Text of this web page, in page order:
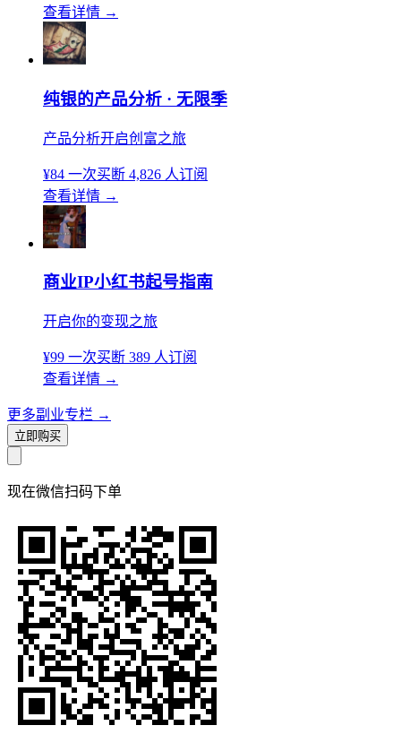
查看详情 →
纯银的产品分析 · 无限季
产品分析开启创富之旅
¥84 一次买断 4,826 人订阅
查看详情 →
商业IP小红书起号指南
开启你的变现之旅
¥99 一次买断 389 人订阅
查看详情 →
更多副业专栏 →
立即购买
现在微信扫码下单